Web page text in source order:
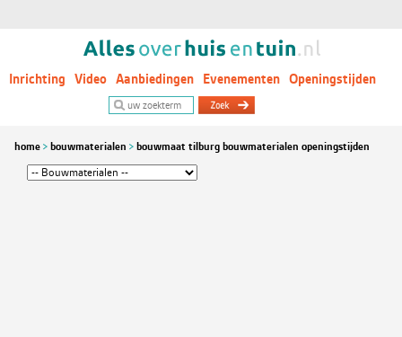
Inrichting Video Aanbiedingen Evenementen Openingstijden
home bouwmaterialen bouwmaat tilburg bouwmaterialen openingstijden